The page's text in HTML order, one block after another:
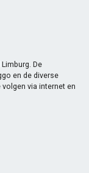
De
en de diverse
via internet en